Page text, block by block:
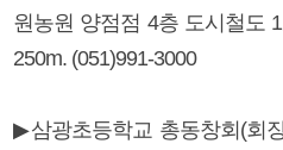
원농원 양점점 4층 도시철도
250m. (051)991-3000
▶삼광초등학교 총동창회(회